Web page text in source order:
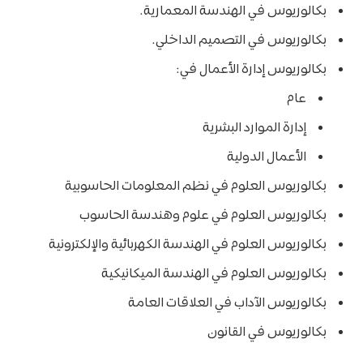
بكالوريوس في الهندسة المعمارية.
بكالوريوس في التصميم الداخلي.
بكالوريوس إدارة الأعمال في:
عام
إدارة الموارد البشرية
الأعمال الدولية
بكالوريوس العلوم في نظم المعلومات الحاسوبية
بكالوريوس العلوم في علوم وهندسة الحاسوب
بكالوريوس العلوم في الهندسة الكهربائية والإلكترونية
بكالوريوس العلوم في الهندسة الميكانيكية
بكالوريوس الآداب في العلاقات العامة
بكالوريوس في القانون